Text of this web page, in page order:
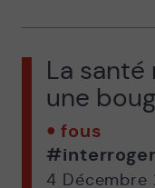
La santé
une
fous
#interroger
4 Décembre